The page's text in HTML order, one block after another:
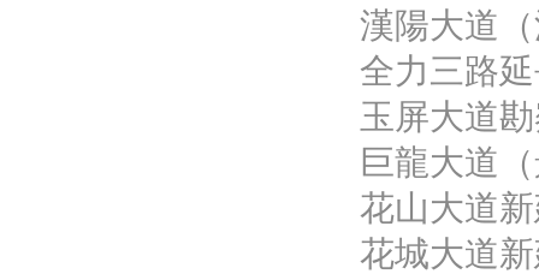
漢陽大道
全力三路
玉屏大道
巨龍大道
花山大道
花城大道